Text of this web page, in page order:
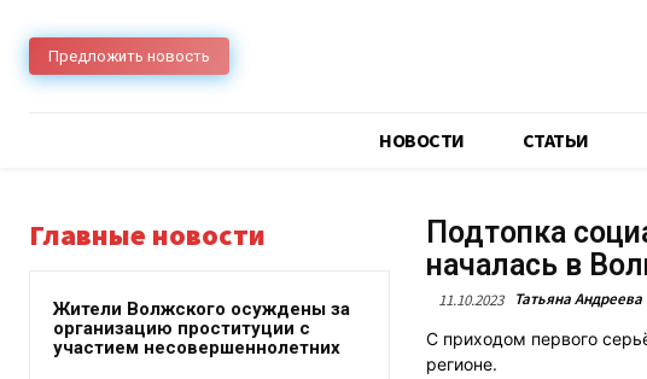
Предложить новость
НОВОСТИ CТАТЬИ
Главные новости
Жители Волжского осуждены за
организацию проституции с
участием несовершеннолетних
Подтопка
началась в
11.10.2023 Татьяна Андреева
С приходом первого
регионе.